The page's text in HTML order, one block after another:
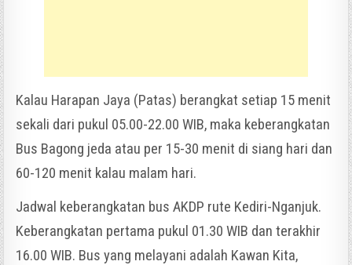
Kalau Harapan Jaya (Patas) berangkat setiap 15 menit
sekali dari pukul 05.00-22.00 WIB, maka keberangkatan
Bus Bagong jeda atau per 15-30 menit di siang hari dan
60-120 menit kalau malam hari.
Jadwal keberangkatan bus AKDP rute Kediri-Nganjuk.
Keberangkatan pertama pukul 01.30 WIB dan terakhir
16.00 WIB. Bus yang melayani adalah Kawan Kita,